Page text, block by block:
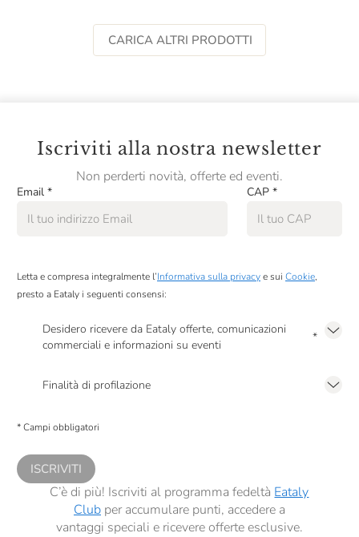
CARICA ALTRI PRODOTTI
Iscriviti alla nostra newsletter
Non perderti novità, offerte ed eventi.
Email * CAP *
Letta e compresa integralmente l’Informativa sulla privacye sui Cookie,
presto a Eataly i seguenti consensi:
Desidero ricevere da Eataly offerte, comunicazioni
commerciali e informazioni su eventi
*
Finalità di profilazione
comunicazioni commerciali personalizzate, in caso di consenso prestato ai
* Campi obbligatori
ISCRIVITI
C’è di più! Iscriviti al programma fedeltà Eataly
Clubper accumulare punti, accedere a
vantaggi speciali e ricevere offerte esclusive.